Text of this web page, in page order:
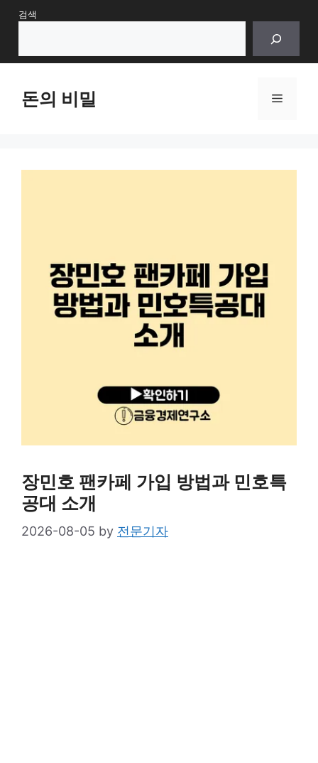
Skip검색
돈의 비밀 Menu
장민호 팬카페 가입 방법과 민호특
공대 소개
2026-08-05 by 전문기자